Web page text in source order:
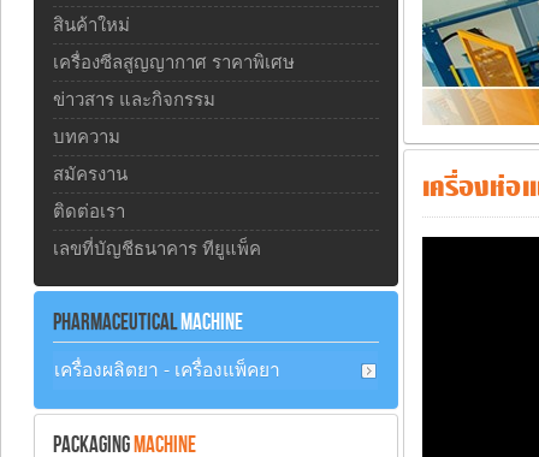
เครื่องห่อ
สินค้าใหม่
เครื่องซีลสูญญากาศ ราคาพิเศษ
ข่าวสาร และกิจกรรม
บทความ
สมัครงาน
ติดต่อเรา
เลขที่บัญชีธนาคาร ทียูแพ็ค
PHARMACEUTICALMACHINE
เครื่องผลิตยา - เครื่องแพ็คยา
PACKAGING MACHINE